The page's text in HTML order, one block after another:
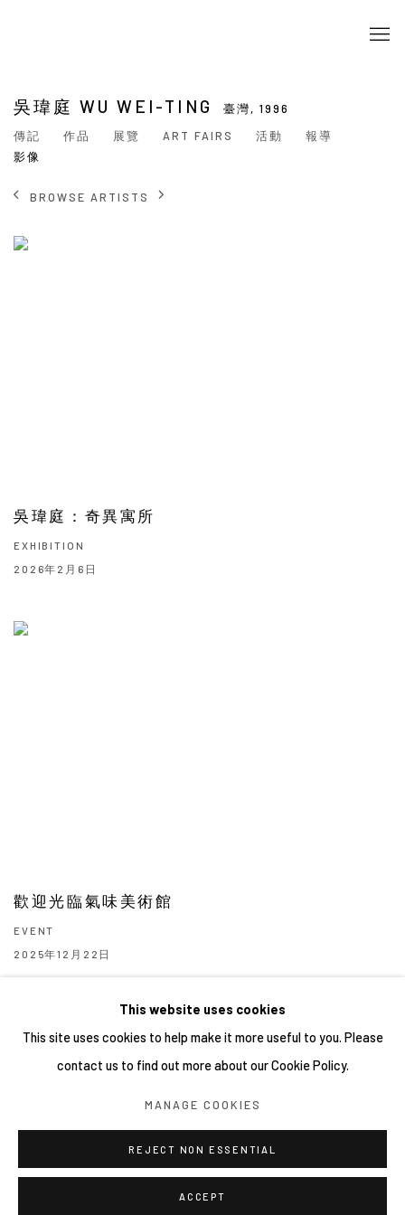
吳瑋庭 WU WEI-TING 臺灣, 1996
傳記
作品 展覽 ART FAIRS 活動
報導
影像
BROWSE ARTISTS
吳瑋庭：奇異寓所
EXHIBITION
2026年2月6日
歡迎光臨氣味美術館
EVENT
2025年12月22日
COPYRIGHT © 2026 YIRI ARTS, BACK_Y & YIRI JAKARTA.
ALL RIGHTS RESERVED.
This website uses cookies
This site uses cookies to help make it more useful to you. Please
contact us to find out more about our Cookie Policy.
MANAGE COOKIES
REJECT NON ESSENTIAL
ACCEPT